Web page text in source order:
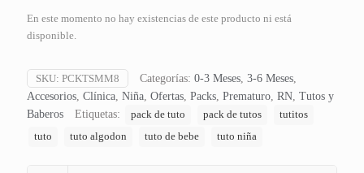
En este momento no hay existencias de este producto ni está
disponible.
SKU: PCKTSMM8 Categorías: 0-3 Meses 3-6 Meses
Accesorios Clínica Niña Ofertas Packs Prematuro RN Tutos y
Baberos
Etiquetas: pack de tuto pack de tutos
tutitos
tuto
tuto algodon tuto de bebe tuto niña